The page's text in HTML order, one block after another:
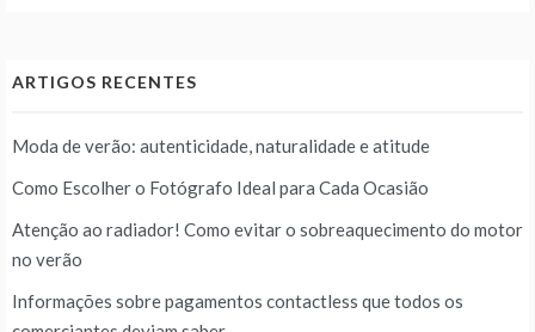
ARTIGOS RECENTES
Moda de verão: autenticidade, naturalidade e atitude
Como Escolher o Fotógrafo Ideal para Cada Ocasião
Atenção ao radiador! Como evitar o sobreaquecimento do motor
no verão
Informações sobre pagamentos contactless que todos os